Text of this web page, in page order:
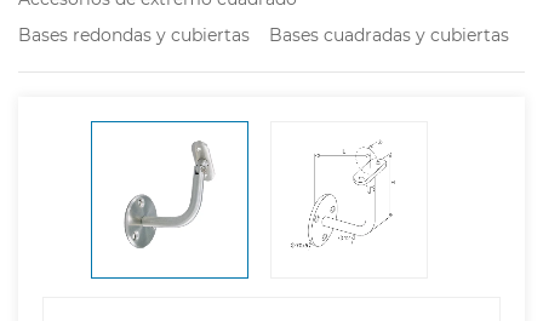
Bases redondas y cubiertas
Bases cuadradas y cubiertas